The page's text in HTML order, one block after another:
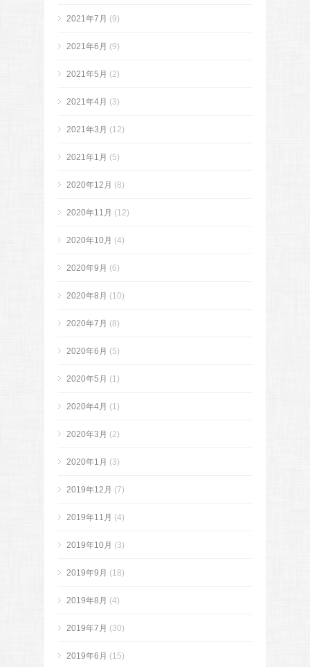
2021年7月 (9)
2021年6月 (9)
2021年5月 (2)
2021年4月 (3)
2021年3月 (12)
2021年1月 (5)
2020年12月 (8)
2020年11月 (12)
2020年10月 (4)
2020年9月 (6)
2020年8月 (10)
2020年7月 (8)
2020年6月 (5)
2020年5月 (1)
2020年4月 (1)
2020年3月 (2)
2020年1月 (3)
2019年12月 (7)
2019年11月 (4)
2019年10月 (3)
2019年9月 (18)
2019年8月 (4)
2019年7月 (30)
2019年6月 (15)